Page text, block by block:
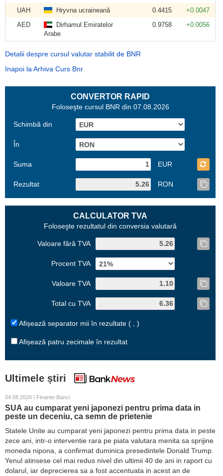
UAH
Hryvna ucraineană 0.4415
+0.0047
AED
Dirhamul Emiratelor
Arabe
0.9758 +0.0056
Detalii despre cursul valutar stabilit de BNR
Inapoi la Arhiva Curs Bnr
CONVERTOR RAPID
Foloseşte cursul BNR din 07.08.2026
Schimbă din
În
Suma EUR
Rezultat RON
CALCULATOR TVA
Foloseşte rezultatul din conversia valutară
Valoare fără TVA
Procent TVA
Valoare TVA
Total cu TVA
Afișează separator mii în rezultate ( , )
Afișează patru zecimale în rezultat
Ultimele știri
04.08.2026 | Finante-Banci
SUA au cumparat yeni japonezi pentru prima data in
peste un deceniu, ca semn de prietenie
Statele Unite au cumparat yeni japonezi pentru prima data in peste
zece ani, intr-o interventie rara pe piata valutara menita sa sprijine
moneda nipona, a confirmat duminica presedintele Donald Trump.
Yenul atinsese cel mai redus nivel din ultimii 40 de ani in raport cu
dolarul, iar deprecierea sa a fost accentuata in acest an de